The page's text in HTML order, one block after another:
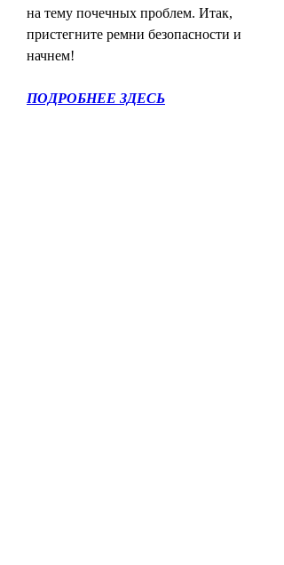
на тему почечных проблем. Итак,
пристегните ремни безопасности и
начнем!
ПОДРОБНЕЕ ЗДЕСЬ